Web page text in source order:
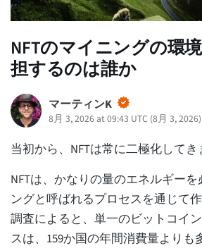
NFTのマイニングの環
担するのは誰か
マーティンK
8月 3, 2026 at 09:43 UTC (8月 3, 2026)
当初から、NFTは常に二極化してき
NFTは、かなりの量のエネルギー
ングと呼ばれるプロセスを通じて
調査によると、単一のビットコイ
スは、159か国の年間消費量よりも